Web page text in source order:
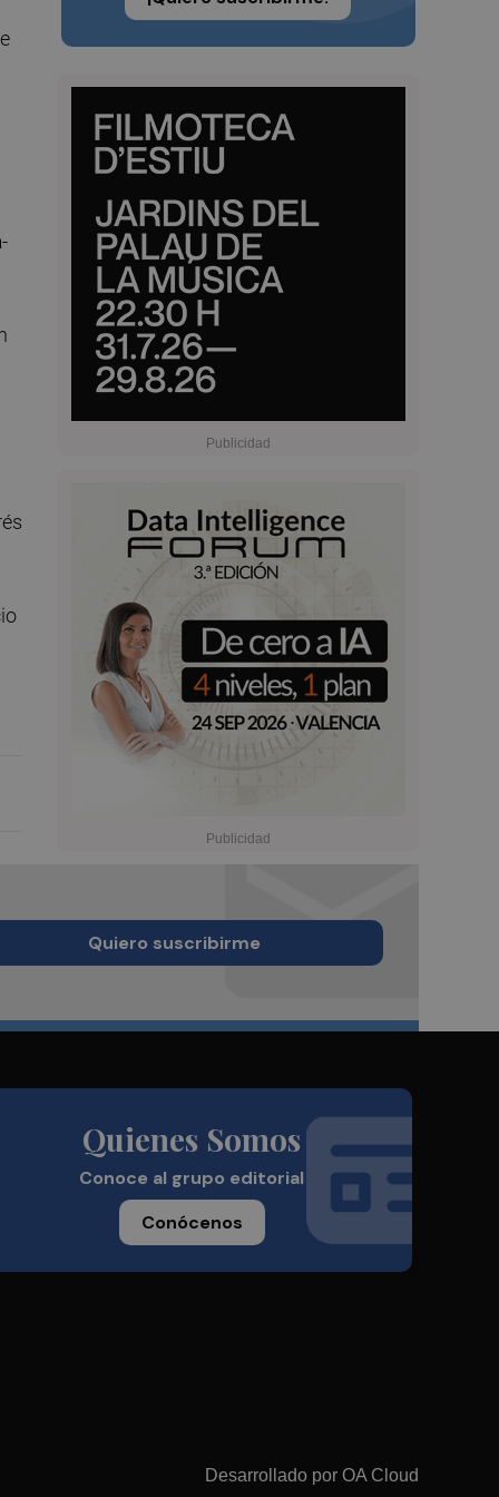
-
Quiero suscribirme
Quienes Somos
Conoce al grupo editorial
Conócenos
Desarrollado por OA Cloud